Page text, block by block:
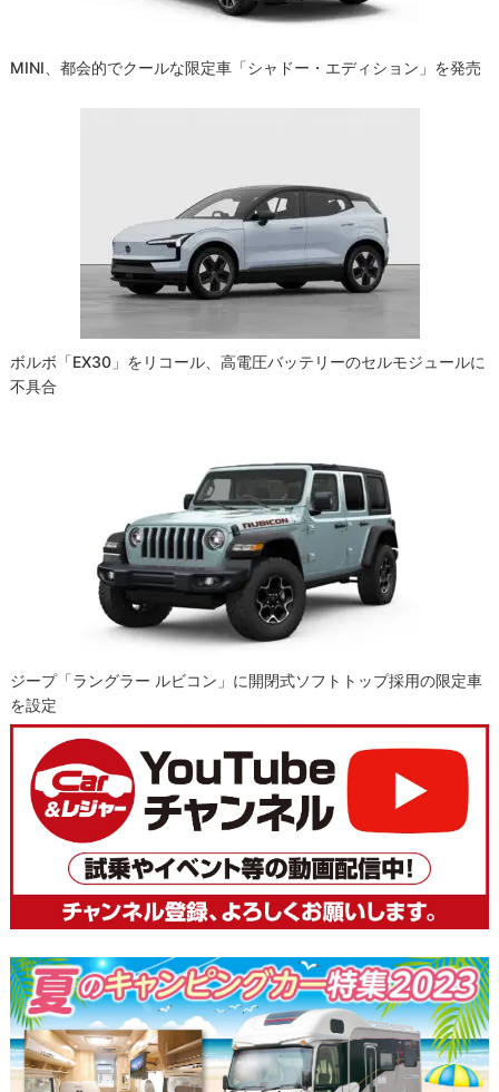
MINI、都会的でクールな限定車「シャドー・エディション」を発売
ボルボ「EX30」をリコール、高電圧バッテリーのセルモジュールに
不具合
ジープ「ラングラー ルビコン」に開閉式ソフトトップ採用の限定車
を設定